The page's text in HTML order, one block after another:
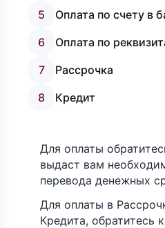
5
Оплата по счету в
6
Оплата по
7
Рассрочка
8
Кредит
Для оплаты
выдаст вам
перевода денежных
Для оплаты в
Кредита, обратитесь